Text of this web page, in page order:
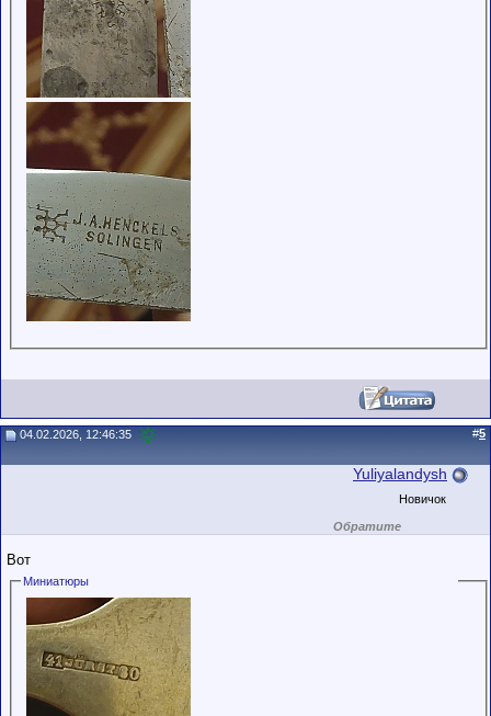
04.02.2026, 12:46:35 #5
Yuliyalandysh
Новичок
Обратите
внимание на
Вот
Миниатюры